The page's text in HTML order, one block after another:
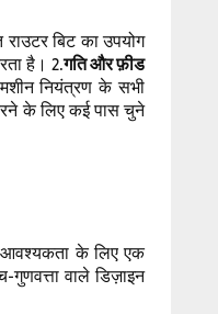
बिट का उपयोग
है। 2.गति और फ़ीड
मशीन नियंत्रण के सभी
के लिए कई पास चुने
आवश्यकता के लिए एक
वाले डिज़ाइन